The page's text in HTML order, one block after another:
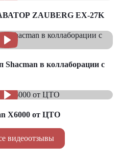
видеоотзывы
ZAUBERG EX-27K
в коллаборации с
Х6000 от ЦТО